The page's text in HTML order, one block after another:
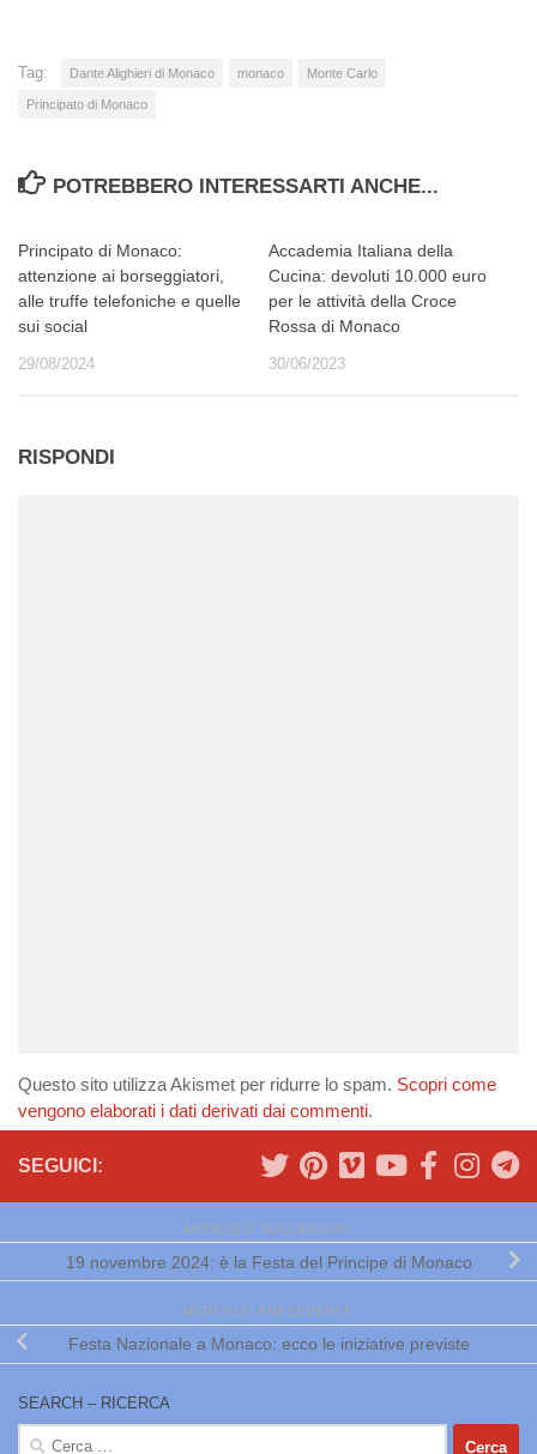
Tag: Dante Alighieri di Monaco monaco Monte Carlo
Principato di Monaco
POTREBBERO INTERESSARTI ANCHE...
Principato di Monaco:
attenzione ai borseggiatori,
alle truffe telefoniche e quelle
sui social
29/08/2024
Accademia Italiana della
Cucina: devoluti 10.000 euro
per le attività della Croce
Rossa di Monaco
30/06/2023
RISPONDI
Questo sito utilizza Akismet per ridurre lo spam. Scopri come
vengono elaborati i dati derivati dai commenti.
SEGUICI:
ARTICOLO SUCCESSIVO
19 novembre 2024: è la Festa del Principe di Monaco
ARTICOLO PRECEDENTE
Festa Nazionale a Monaco: ecco le iniziative previste
SEARCH – RICERCA
Ricerca